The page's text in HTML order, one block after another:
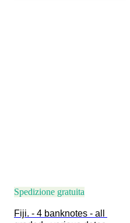
Spedizione gratuita
Fiji. - 4 banknotes - all